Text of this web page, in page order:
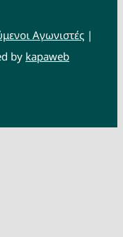
Αγωνιστές|
by kapaweb